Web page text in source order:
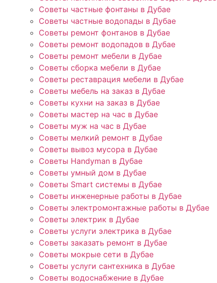
Советы частные фонтаны в Дубае
Советы частные водопады в Дубае
Советы ремонт фонтанов в Дубае
Советы ремонт водопадов в Дубае
Советы ремонт мебели в Дубае
Советы сборка мебели в Дубае
Советы реставрация мебели в Дубае
Советы мебель на заказ в Дубае
Советы кухни на заказ в Дубае
Советы мастер на час в Дубае
Советы муж на час в Дубае
Советы мелкий ремонт в Дубае
Советы вывоз мусора в Дубае
Советы Handyman в Дубае
Советы умный дом в Дубае
Советы Smart системы в Дубае
Советы инженерные работы в Дубае
Советы электромонтажные работы в Дубае
Советы электрик в Дубае
Советы услуги электрика в Дубае
Советы заказать ремонт в Дубае
Советы мокрые сети в Дубае
Советы услуги сантехника в Дубае
Советы водоснабжение в Дубае